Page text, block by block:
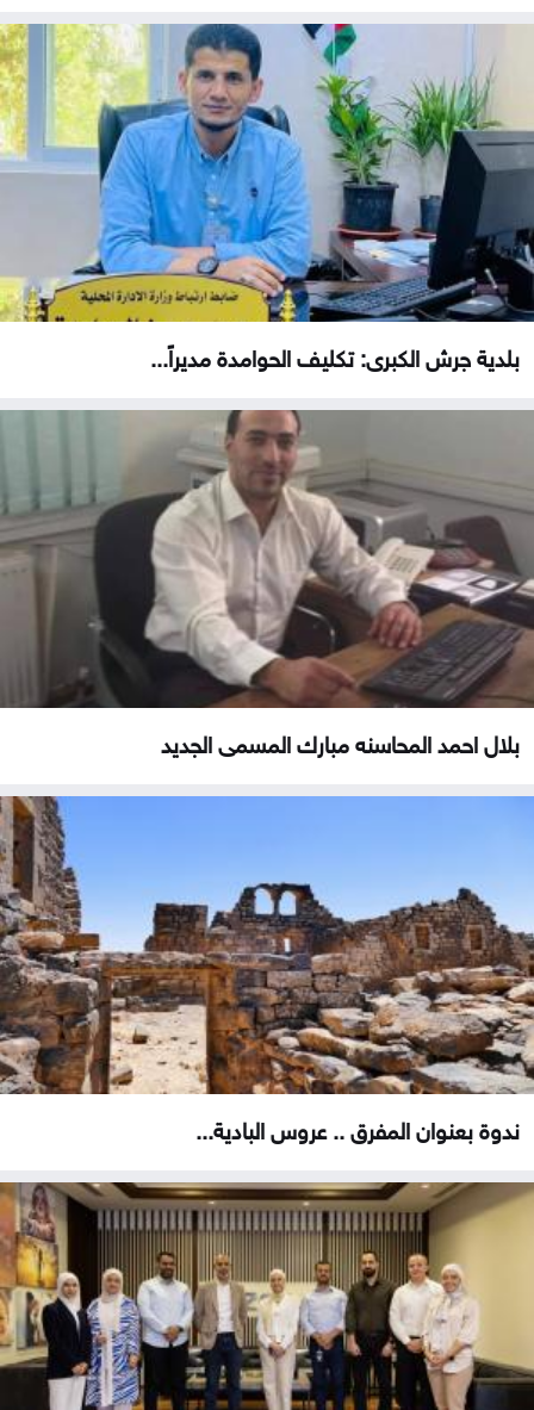
بلدية جرش الكبرى: تكليف الحوامدة مديراً...
بلال احمد المحاسنه مبارك المسمى الجديد
ندوة بعنوان المفرق .. عروس البادية...